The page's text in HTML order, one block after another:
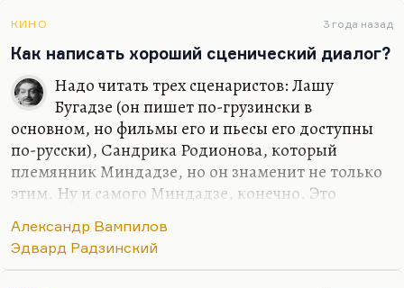
КИНО 3 года назад
Как написать хороший сценический диалог?
Надо читать трех сценаристов: Лашу
Бугадзе (он пишет по-грузински в
основном, но фильмы его и пьесы его доступны
по-русски), Сандрика Родионова, который
племянник Миндадзе, но он знаменит не только
этим. Ну и самого Миндадзе, конечно. Это
Я думаю, что и у Рязанцевой Натальи Борисовны
Александр Вампилов
Эдвард Радзинский